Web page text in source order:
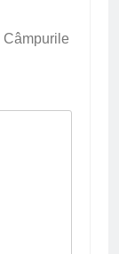
Câmpurile